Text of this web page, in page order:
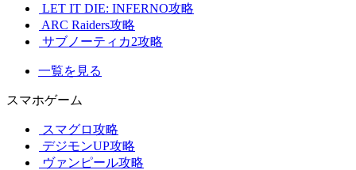
LET IT DIE: INFERNO攻略
ARC Raiders攻略
サブノーティカ2攻略
一覧を見る
スマホゲーム
スマグロ攻略
デジモンUP攻略
ヴァンピール攻略